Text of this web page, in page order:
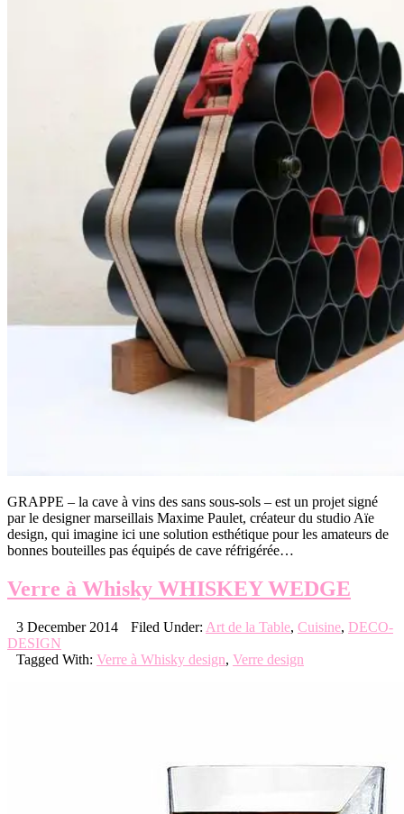
GRAPPE – la cave à vins des sans sous-sols – est un projet signé
par le designer marseillais Maxime Paulet, créateur du studio Aïe
design, qui imagine ici une solution esthétique pour les amateurs de
bonnes bouteilles pas équipés de cave réfrigérée…
Verre à Whisky WHISKEY WEDGE
3 December 2014 Filed Under: Art de la Table, Cuisine, DECO-
DESIGN
Tagged With: Verre à Whisky design, Verre design